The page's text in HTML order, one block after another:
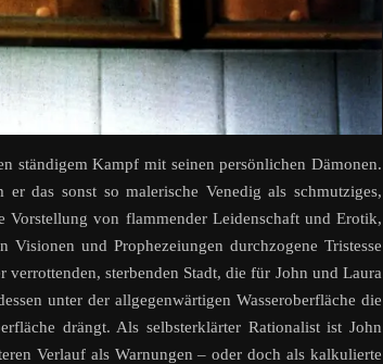
ständigem Kampf mit seinen persönlichen Dämonen.
das sonst so malerische Venedig als schmutziges,
Vorstellung von flammender Leidenschaft und Erotik,
und Prophezeiungen durchzogene Tristesse
sterbenden Stadt, die für John und Laura
unter der allgegenwärtigen Wasseroberfläche die
drängt. Als selbsterklärter Rationalist ist John
Verlauf als Warnungen – oder doch als kalkulierte